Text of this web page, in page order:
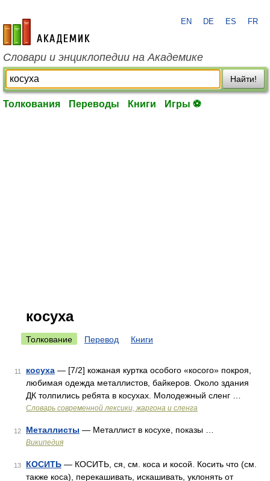
academic.ru
EN DE ES FR
Словари и энциклопедии на Академике
Найти!
Толкования Переводы Книги Игры ⚽
косуха
Толкование Перевод Книги
11 косуха — [7/2] кожаная куртка особого «косого» покроя,
любимая одежда металлистов, байкеров. Около здания
ДК толпились ребята в косухах. Молодежный сленг …
Cловарь современной лексики, жаргона и сленга
12 Металлисты — Металлист в косухе, показы …
Википедия
13 КОСИТЬ — КОСИТЬ, ся, см. коса и косой. Косить что (см.
также коса), перекашивать, искашивать, уклонять от